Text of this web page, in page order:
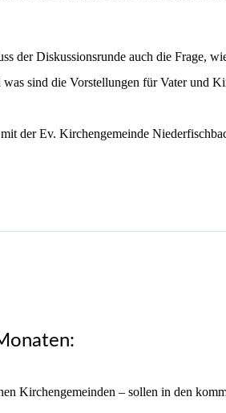
der Diskussionsrunde auch die Frage,
sind die Vorstellungen für Vater und
der Ev. Kirchengemeinde
Kirchengemeinden – sollen in den